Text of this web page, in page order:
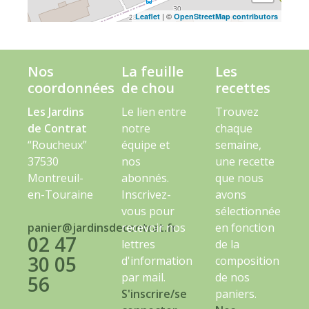
Leaflet | © OpenStreetMap contributors
Nos
coordonnées
Les Jardins
de Contrat
“Roucheux”
37530
Montreuil-
en-Touraine
panier@jardinsdecontrat.fr
02 47
30 05
56
La feuille
de chou
Le lien entre
notre
équipe et
nos
abonnés.
Inscrivez-
vous pour
recevoir nos
lettres
d'information
par mail.
S'inscrire/se
Les
recettes
Trouvez
chaque
semaine,
une recette
que nous
avons
sélectionnée
en fonction
de la
composition
de nos
paniers.